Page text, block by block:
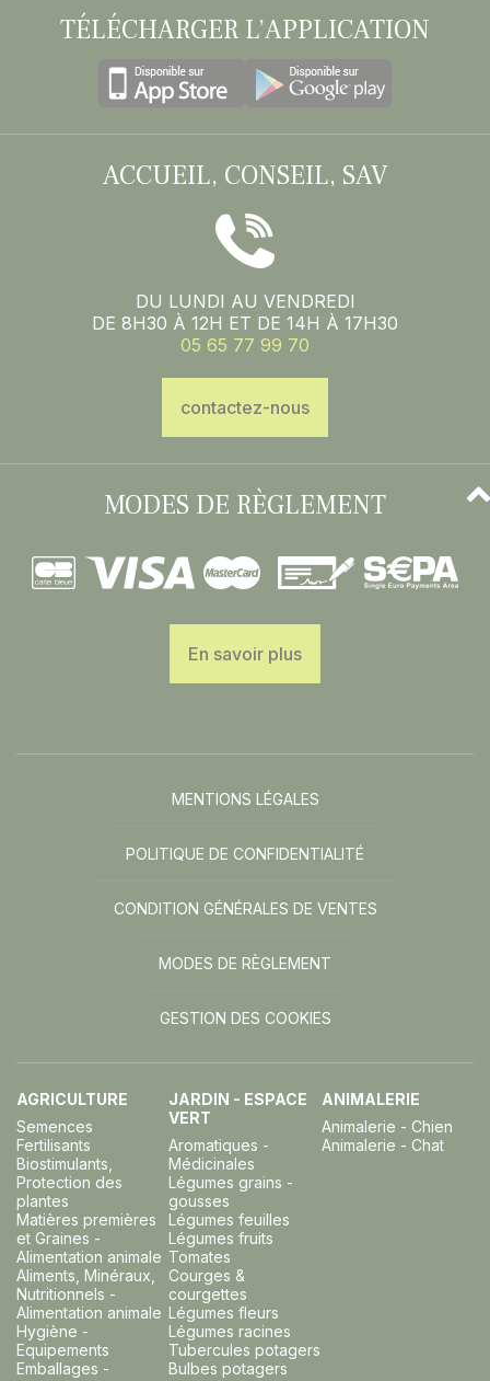
TÉLÉCHARGER L’APPLICATION
ACCUEIL, CONSEIL, SAV
DU LUNDI AU VENDREDI
DE 8H30 À 12H ET DE 14H À 17H30
05 65 77 99 70
contactez-nous
MODES DE RÈGLEMENT
En savoir plus
MENTIONS LÉGALES
POLITIQUE DE CONFIDENTIALITÉ
CONDITION GÉNÉRALES DE VENTES
MODES DE RÈGLEMENT
GESTION DES COOKIES
AGRICULTURE
Semences
Fertilisants
Biostimulants,
Protection des
plantes
Matières premières
et Graines -
Alimentation animale
Aliments, Minéraux,
Nutritionnels -
Alimentation animale
Hygiène -
Equipements
Emballages -
JARDIN - ESPACE
VERT
Aromatiques -
Médicinales
Légumes grains -
gousses
Légumes feuilles
Légumes fruits
Tomates
Courges &
courgettes
Légumes fleurs
Légumes racines
Tubercules potagers
Bulbes potagers
ANIMALERIE
Animalerie - Chien
Animalerie - Chat